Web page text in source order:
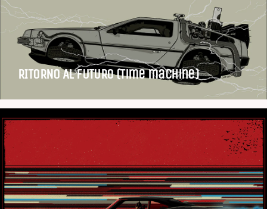
RITORNO AL FUTURO (Time machine)